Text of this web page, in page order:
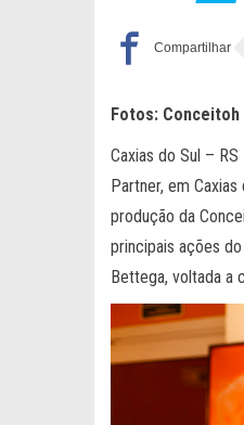
Fotos: Conceitoh
Caxias do Sul –
Partner, em
produção da
principais ações
Bettega, voltada a